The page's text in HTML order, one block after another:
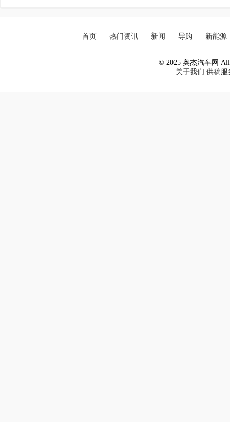
首页 热门资讯 新闻 导购 新能源
© 2025 奥杰汽车网 All
关于我们 供稿服